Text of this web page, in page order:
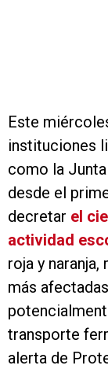
Este
instituciones
como la
desde el
decretar el
actividad
roja y
más
transporte
alerta de